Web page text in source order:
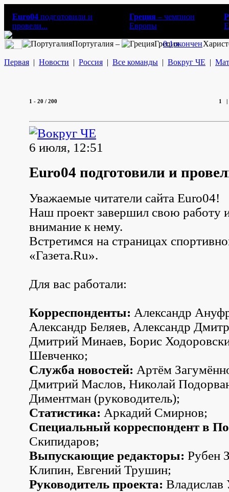
Euro04 подготовили и
провели...
Греция – чемпион
Европы
Португалия – Греция
0:1окончен
Первая | Новости | Россия | Все команды | Вокруг ЧЕ |
1 - 20 / 200 1
6 июля, 12:51
Euro04 подготовили и
Уважаемые читатели сайта Euro04!
Наш проект завершил свою работу и
внимание к нему.
Встретимся на страницах
«Газета.Ru».
Для вас работали:
Корреспонденты: Александр
Александр Беляев, Александр
Дмитрий Минаев, Борис
Шевченко;
Служба новостей: Артём
Дмитрий Маслов, Николай
Диментман (руководитель);
Статистика: Аркадий Смирнов;
Специальный корреспондент в
Скипидаров;
Выпускающие редакторы: Рубен
Клипин, Евгений Трушин;
Руководитель проекта: Владислав